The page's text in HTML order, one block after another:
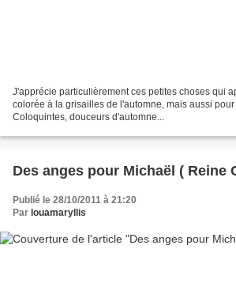
J'apprécie particulièrement ces petites choses qui
colorée à la grisailles de l'automne, mais aussi
Coloquintes, douceurs d'automne...
Des anges pour Michaël ( Reine
Publié le 28/10/2011 à 21:20
Par louamaryllis